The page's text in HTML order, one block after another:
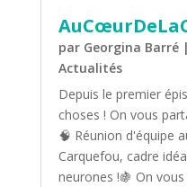
par Georgina Barré|
Actualités
Depuis le premier
choses ! On vous
🧠 Réunion d'équipe
Carquefou, cadre
neurones !🍇 On